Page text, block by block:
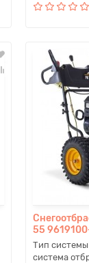
55
Тип системы
система